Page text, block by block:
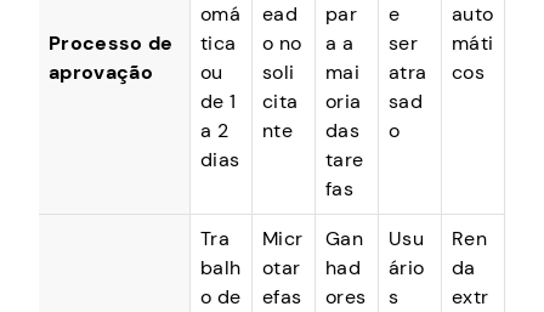
Processo de
aprovação
omá
tica
ou
de 1
a 2
dias
ead
o no
soli
cita
nte
par
a a
mai
oria
das
tare
fas
e
ser
atra
sad
o
auto
máti
cos
Tra
balh
o de
Micr
otar
efas
Gan
had
ores
Usu
ário
s
Ren
da
extr